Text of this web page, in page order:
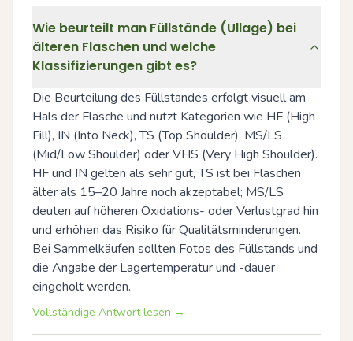
Wie beurteilt man Füllstände (Ullage) bei
älteren Flaschen und welche
Klassifizierungen gibt es?
Die Beurteilung des Füllstandes erfolgt visuell am
Hals der Flasche und nutzt Kategorien wie HF (High
Fill), IN (Into Neck), TS (Top Shoulder), MS/LS
(Mid/Low Shoulder) oder VHS (Very High Shoulder).
HF und IN gelten als sehr gut, TS ist bei Flaschen
älter als 15–20 Jahre noch akzeptabel; MS/LS
deuten auf höheren Oxidations- oder Verlustgrad hin
und erhöhen das Risiko für Qualitätsminderungen.
Bei Sammelkäufen sollten Fotos des Füllstands und
die Angabe der Lagertemperatur und -dauer
eingeholt werden.
Vollständige Antwort lesen →